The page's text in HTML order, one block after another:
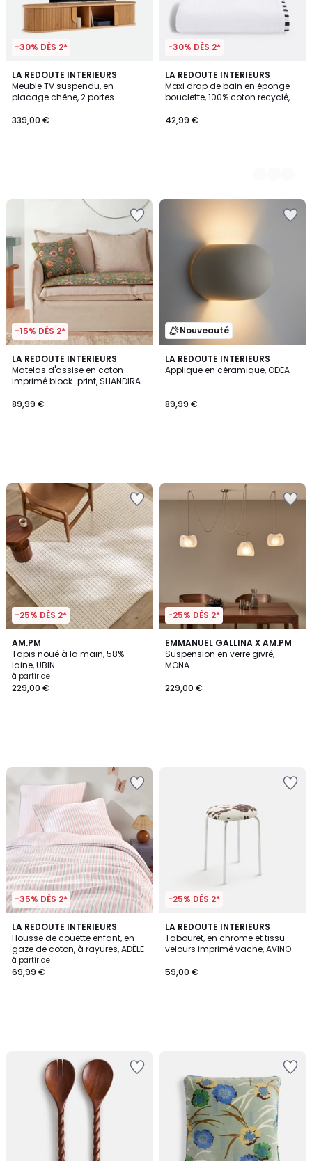
-30% DÈS 2*
LA REDOUTE INTERIEURS
Meuble TV suspendu, en
placage chêne, 2 portes
MARCELINO
339,00 €
-30% DÈS 2*
LA REDOUTE INTERIEURS
Maxi drap de bain en éponge
bouclette, 100% coton recyclé,
42,99 €
3
Couleurs
-15% DÈS 2*
LA REDOUTE INTERIEURS
Matelas d'assise en coton
imprimé block-print, SHANDIRA
89,99 €
Nouveauté
LA REDOUTE INTERIEURS
Applique en céramique, ODEA
89,99 €
-25% DÈS 2*
AM.PM
Tapis noué à la main, 58%
laine, UBIN
à partir de
229,00 €
-25% DÈS 2*
EMMANUEL GALLINA X AM.PM
Suspension en verre givré,
MONA
229,00 €
-35% DÈS 2*
LA REDOUTE INTERIEURS
Housse de couette enfant, en
gaze de coton, à rayures, ADÈLE
à partir de
69,99 €
-25% DÈS 2*
LA REDOUTE INTERIEURS
Tabouret, en chrome et tissu
velours imprimé vache, AVINO
59,00 €